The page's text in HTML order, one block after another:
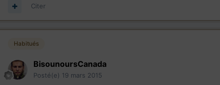
Citer
Habitués
BisounoursCanada
Posté(e) 19 mars 2015